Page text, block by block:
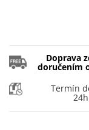
Doprava
doručením
Termín